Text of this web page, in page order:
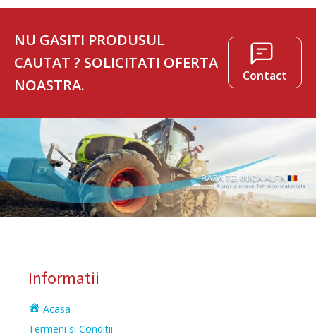
NU GASITI PRODUSUL
CAUTAT ? SOLICITATI OFERTA
NOASTRA.
Contact
Informatii
Acasa
Termeni si Conditii